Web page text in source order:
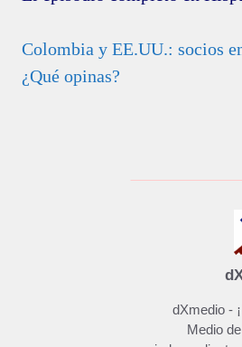
Colombia y EE.UU.: socios
¿Qué opinas?
dXmedio -
Medio